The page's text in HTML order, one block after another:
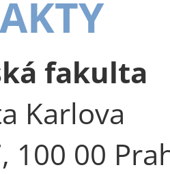
fakulta
Karlova
100 00